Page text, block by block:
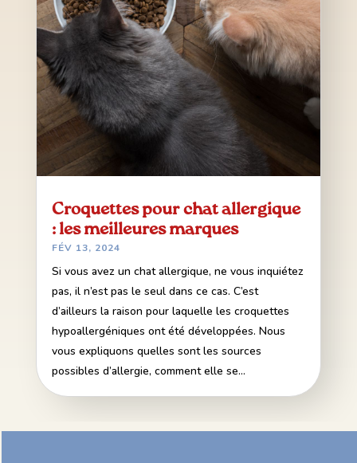
Croquettes pour chat allergique
: les meilleures marques
FÉV 13, 2024
Si vous avez un chat allergique, ne vous inquiétez
pas, il n’est pas le seul dans ce cas. C’est
d’ailleurs la raison pour laquelle les croquettes
hypoallergéniques ont été développées. Nous
vous expliquons quelles sont les sources
possibles d’allergie, comment elle se...